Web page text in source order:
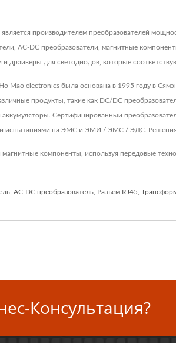
является производителем преобразователей
AC-DC преобразователи, магнитные
для светодиодов, которые
Mao electronics была основана в 1995 году в
продукты, такие как DC/DC
Сертифицированный
испытаниями на ЭМС и ЭМИ / ЭМС / ЭДС. Решения
компоненты, используя передовые
AC-DC преобразователь Разъем RJ45
Консультация?